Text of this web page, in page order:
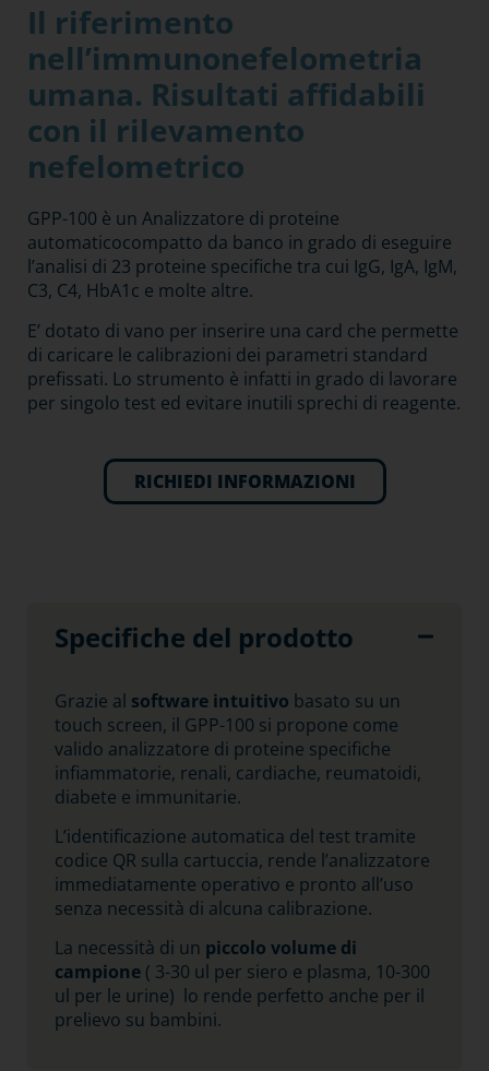
Il riferimento
nell’immunonefelometria
umana. Risultati affidabili
con il rilevamento
nefelometrico
GPP-100 è un Analizzatore di proteine
automaticocompatto da banco in grado di eseguire
l’analisi di 23 proteine specifiche tra cui IgG, IgA, IgM,
C3, C4, HbA1c e molte altre.
E’ dotato di vano per inserire una card che permette
di caricare le calibrazioni dei parametri standard
prefissati. Lo strumento è infatti in grado di lavorare
per singolo test ed evitare inutili sprechi di reagente.
RICHIEDI INFORMAZIONI
Specifiche del prodotto
Grazie al software intuitivo basato su un
touch screen, il GPP-100 si propone come
valido analizzatore di proteine specifiche
infiammatorie, renali, cardiache, reumatoidi,
diabete e immunitarie.
L’identificazione automatica del test tramite
codice QR sulla cartuccia, rende l’analizzatore
immediatamente operativo e pronto all’uso
senza necessità di alcuna calibrazione.
La necessità di un piccolo volume di
campione ( 3-30 ul per siero e plasma, 10-300
ul per le urine) lo rende perfetto anche per il
prelievo su bambini.